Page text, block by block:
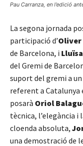
Pau Carranza, en l’edició
La segona jornada
participació d’Oliver
de Barcelona, i
del Gremi de
suport del gremi a
referent a
posarà Oriol
tècnica, l’elegància
cloenda absoluta,
una demostració de